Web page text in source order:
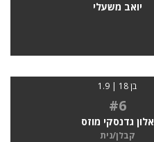
יואב משעלי
בן 18 | 1.9
#6
אלון גדנסקי מוזס
קבלן/נית